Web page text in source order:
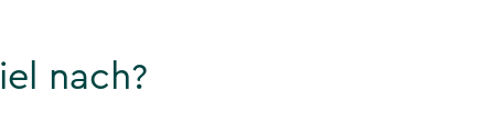
nach?